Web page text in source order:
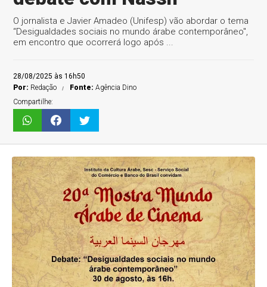
O jornalista e Javier Amadeo (Unifesp) vão abordar o tema
“Desigualdades sociais no mundo árabe contemporâneo",
em encontro que ocorrerá logo após ...
28/08/2025 às 16h50
Por: Redação Fonte:Agência Dino
Compartilhe: